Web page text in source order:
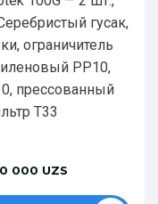
гусак,
ограничитель
РР10,
прессованный
T33
000 UZS